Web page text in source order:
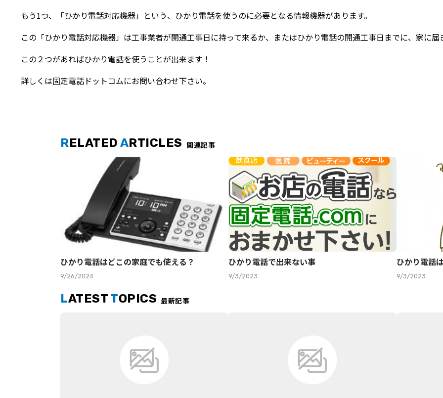
もう1つ、「ひかり電話対応機器」という、ひかり電話を使うのに必要となる情報機器があります。
この「ひかり電話対応機器」は工事業者が開通工事日に持って来るか、またはひかり電話の開通工事日までに、家に届
この２つがあればひかり電話を使うことが出来ます！
詳しくは固定電話ドットコムにお問い合わせ下さい。
RELATED ARTICLES 関連記事
ひかり電話はどこの家庭でも使える？
9/26/2024
ひかり電話で出来ない事
9/3/2023
ひかり電話
9/3/2023
LATEST TOPICS 最新記事